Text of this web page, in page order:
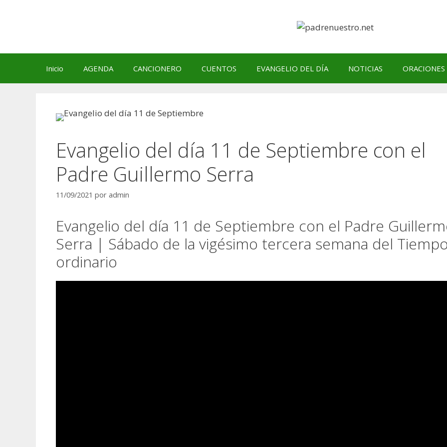
Inicio AGENDA CANCIONERO CUENTOS EVANGELIO DEL DÍA NOTICIAS ORACIONES
Evangelio del día 11 de Septiembre con el
Padre Guillermo Serra
11/09/2021 por admin
Evangelio del día 11 de Septiembre con el Padre
Serra | Sábado de la vigésimo tercera semana del
ordinario